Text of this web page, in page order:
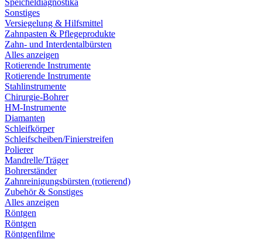
Speicheldiagnostika
Sonstiges
Versiegelung & Hilfsmittel
Zahnpasten & Pflegeprodukte
Zahn- und Interdentalbürsten
Alles anzeigen
Rotierende Instrumente
Rotierende Instrumente
Stahlinstrumente
Chirurgie-Bohrer
HM-Instrumente
Diamanten
Schleifkörper
Schleifscheiben/Finierstreifen
Polierer
Mandrelle/Träger
Bohrerständer
Zahnreinigungsbürsten (rotierend)
Zubehör & Sonstiges
Alles anzeigen
Röntgen
Röntgen
Röntgenfilme